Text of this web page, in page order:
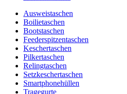
Ausweistaschen
Boilietaschen
Bootstaschen
Feederspitzentaschen
Keschertaschen
Pilkertaschen
Relingtaschen
Setzkeschertaschen
Smartphonehüllen
Tragegurte